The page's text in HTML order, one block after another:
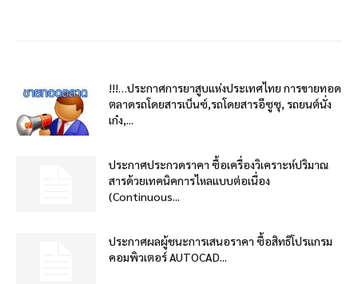
!!!…ประกาศการยาสูบแห่งประเทศไทย การขายทอด
ตลาดรถโดยสารเบ็นซ์,รถโดยสารอีซูซุ, รถยนต์นั่ง
เก๋ง,...
ประกาศประกวดราคา ซื้อเครื่องวิเคราะห์ปริมาณ
สารด้วยเทคนิคการไหลแบบต่อเนื่อง
(Continuous...
ประกาศผลผู้ชนะการเสนอราคา ซื้อสิทธิโปรแกรม
คอมพิวเตอร์ AUTOCAD...